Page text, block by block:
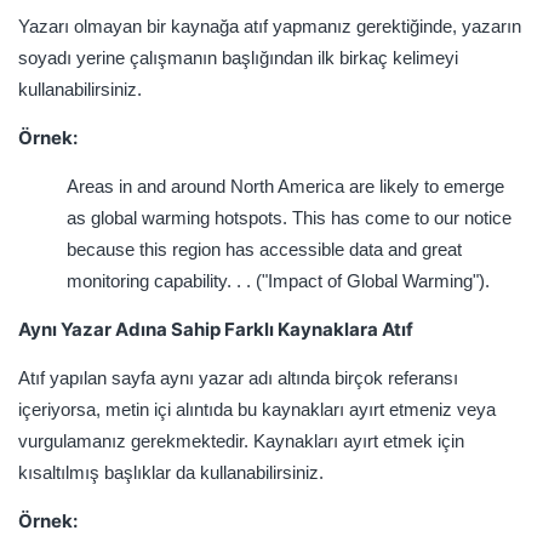
Yazarı olmayan bir kaynağa atıf yapmanız gerektiğinde, yazarın
soyadı yerine çalışmanın başlığından ilk birkaç kelimeyi
kullanabilirsiniz.
Örnek:
Areas in and around North America are likely to emerge
as global warming hotspots. This has come to our notice
because this region has accessible data and great
monitoring capability. . . ("Impact of Global Warming").
Aynı Yazar Adına Sahip Farklı Kaynaklara Atıf
Atıf yapılan sayfa aynı yazar adı altında birçok referansı
içeriyorsa, metin içi alıntıda bu kaynakları ayırt etmeniz veya
vurgulamanız gerekmektedir. Kaynakları ayırt etmek için
kısaltılmış başlıklar da kullanabilirsiniz.
Örnek: